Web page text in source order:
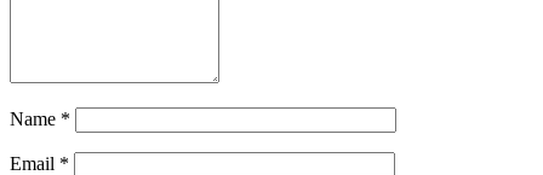
Name *
Email *